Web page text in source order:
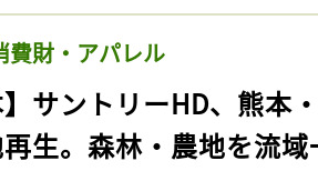
費財・アパレル
】サントリーHD、熊本
生。森林・農地を流